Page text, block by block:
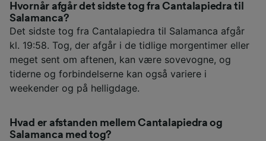
Hvornår afgår det sidste tog fra Cantalapiedra til
Salamanca?
Det sidste tog fra Cantalapiedra til Salamanca afgår
kl. 19:58. Tog, der afgår i de tidlige morgentimer eller
meget sent om aftenen, kan være sovevogne, og
tiderne og forbindelserne kan også variere i
weekender og på helligdage.
Hvad er afstanden mellem Cantalapiedra og
Salamanca med tog?